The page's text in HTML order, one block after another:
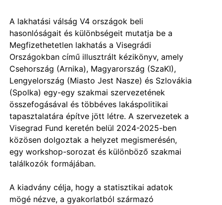
A lakhatási válság V4 országok beli
hasonlóságait és különbségeit mutatja be a
Megfizethetetlen lakhatás a Visegrádi
Országokban című illusztrált kézikönyv, amely
Csehország (Arnika), Magyarország (SzaKI),
Lengyelország (Miasto Jest Nasze) és Szlovákia
(Spolka) egy-egy szakmai szervezetének
összefogásával és többéves lakáspolitikai
tapasztalatára építve jött létre. A szervezetek a
Visegrad Fund keretén belül 2024-2025-ben
közösen dolgoztak a helyzet megismerésén,
egy workshop-sorozat és különböző szakmai
találkozók formájában.
A kiadvány célja, hogy a statisztikai adatok
mögé nézve, a gyakorlatból származó